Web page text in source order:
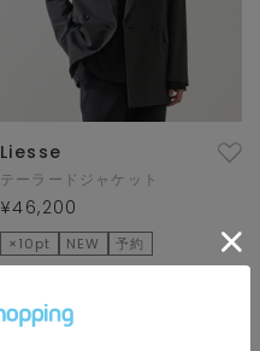
Liesse
テーラードジャケット
¥46,200
×10pt NEW 予約